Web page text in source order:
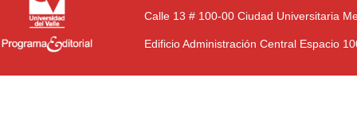
Calle 13 # 100-00 Ciudad Universitaria
Edificio Administración Central Espacio